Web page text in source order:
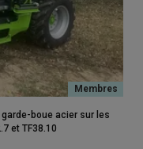
du GNR
progresse chaque
le prix TTC, le
entre le GNR
boue acier sur les
et TF38.10